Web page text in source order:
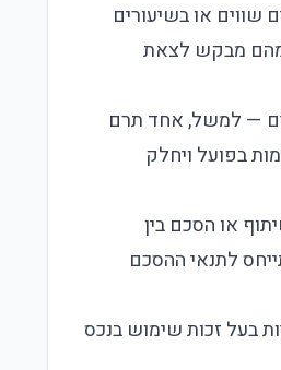
שווים או בשיעורים
מהם מבקש לצאת
— למשל, אחד תרם
בפועל ויחלק
או הסכם בין
לתנאי ההסכם
בעל זכות שימוש בנכס